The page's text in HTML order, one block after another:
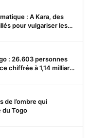
: A Kara, des
pour vulgariser les
: 26.603 personnes
chiffrée à 1,14 milliard
de l’ombre qui
du Togo